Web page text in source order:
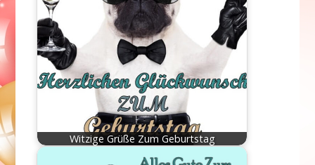
Witzige Grüße Zum Geburtstag